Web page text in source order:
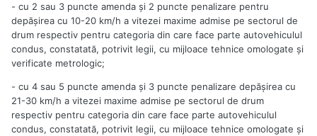
- cu 2 sau 3 puncte amenda şi 2 puncte penalizare pentru
depăşirea cu 10-20 km/h a vitezei maxime admise pe sectorul de
drum respectiv pentru categoria din care face parte autovehiculul
condus, constatată, potrivit legii, cu mijloace tehnice omologate şi
verificate metrologic;
- cu 4 sau 5 puncte amenda şi 3 puncte penalizare depăşirea cu
21-30 km/h a vitezei maxime admise pe sectorul de drum
respectiv pentru categoria din care face parte autovehiculul
condus, constatată, potrivit legii, cu mijloace tehnice omologate şi